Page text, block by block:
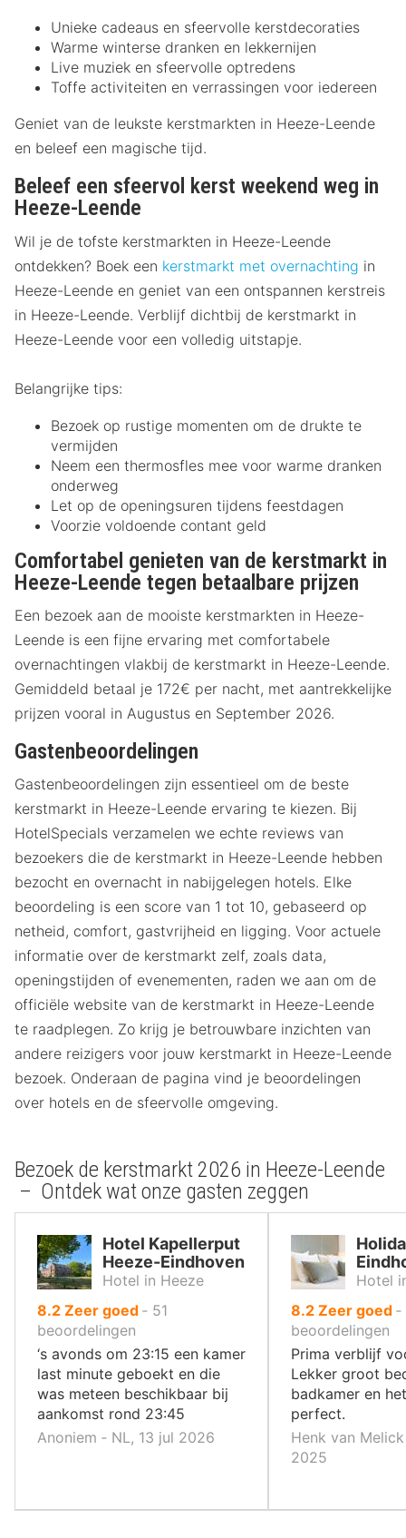
Unieke cadeaus en sfeervolle kerstdecoraties
Warme winterse dranken en lekkernijen
Live muziek en sfeervolle optredens
Toffe activiteiten en verrassingen voor iedereen
Geniet van de leukste kerstmarkten in Heeze-Leende
en beleef een magische tijd.
Beleef een sfeervol kerst weekend weg in
Heeze-Leende
Wil je de tofste kerstmarkten in Heeze-Leende
ontdekken? Boek een kerstmarkt met overnachting in
Heeze-Leende en geniet van een ontspannen kerstreis
in Heeze-Leende. Verblijf dichtbij de kerstmarkt in
Heeze-Leende voor een volledig uitstapje.
Belangrijke tips:
Bezoek op rustige momenten om de drukte te
vermijden
Neem een thermosfles mee voor warme dranken
onderweg
Let op de openingsuren tijdens feestdagen
Voorzie voldoende contant geld
Comfortabel genieten van de kerstmarkt in
Heeze-Leende tegen betaalbare prijzen
Een bezoek aan de mooiste kerstmarkten in Heeze-
Leende is een fijne ervaring met comfortabele
overnachtingen vlakbij de kerstmarkt in Heeze-Leende.
Gemiddeld betaal je 172€ per nacht, met aantrekkelijke
prijzen vooral in Augustus en September 2026.
Gastenbeoordelingen
Gastenbeoordelingen zijn essentieel om de beste
kerstmarkt in Heeze-Leende ervaring te kiezen. Bij
HotelSpecials verzamelen we echte reviews van
bezoekers die de kerstmarkt in Heeze-Leende hebben
bezocht en overnacht in nabijgelegen hotels. Elke
beoordeling is een score van 1 tot 10, gebaseerd op
netheid, comfort, gastvrijheid en ligging. Voor actuele
informatie over de kerstmarkt zelf, zoals data,
openingstijden of evenementen, raden we aan om de
officiële website van de kerstmarkt in Heeze-Leende
te raadplegen. Zo krijg je betrouwbare inzichten van
andere reizigers voor jouw kerstmarkt in Heeze-Leende
bezoek. Onderaan de pagina vind je beoordelingen
over hotels en de sfeervolle omgeving.
Bezoek de kerstmarkt 2026 in Heeze-Leende
– Ontdek wat onze gasten zeggen
Hotel Kapellerput
Heeze-Eindhoven
Hotel in Heeze
8.2uit
10
,
Zeer goed ‐ 51
beoordelingen
‘s avonds om 23:15 een kamer
last minute geboekt en die
was meteen beschikbaar bij
aankomst rond 23:45
Anoniem ‐ NL, 13 jul 2026
Hotel
8.2uit
10
,
Zeer goed ‐
beoordelingen
Prima verblijf
Lekker groot
badkamer en
perfect.
Henk van Melick
2025